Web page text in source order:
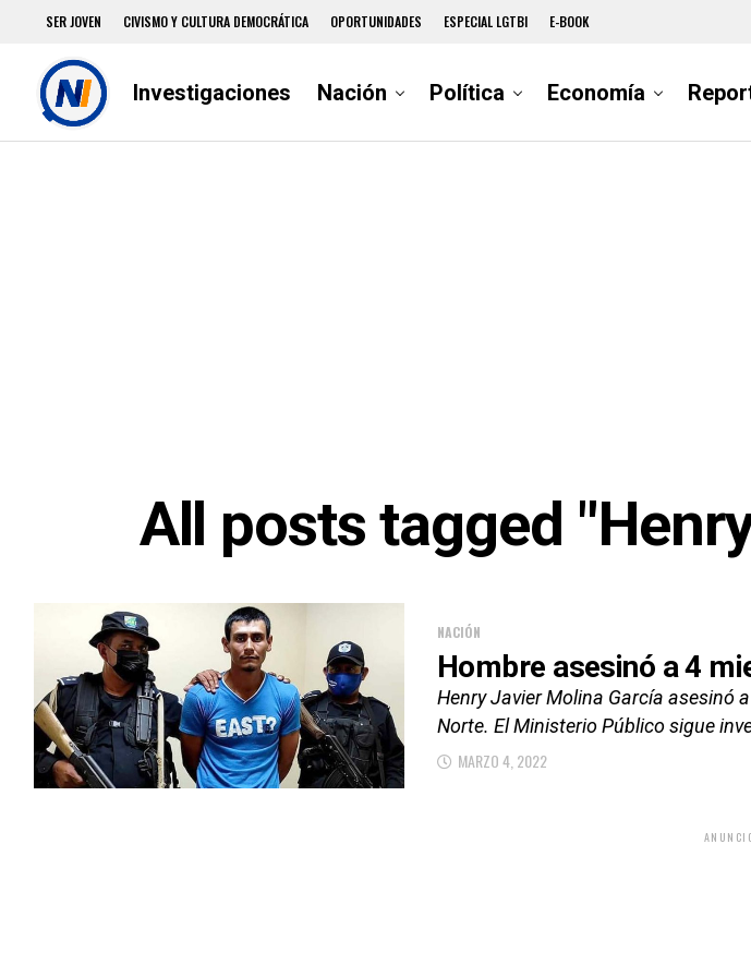
SER JOVEN CIVISMO Y CULTURA DEMOCRÁTICA OPORTUNIDADES ESPECIAL LGTBI E-BOOK
Investigaciones Nación Política Economía
All posts tagged
NACIÓN
Hombre asesinó a 4
Henry Javier Molina García asesinó
Norte. El Ministerio Público sigue
MARZO 4, 2022